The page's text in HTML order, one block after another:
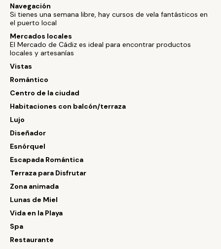
Navegación
Si tienes una semana libre, hay cursos de vela fantásticos en
el puerto local
Mercados locales
El Mercado de Cádiz es ideal para encontrar productos
locales y artesanías
Vistas
Romántico
Centro de la ciudad
Habitaciones con balcón/terraza
Lujo
Diseñador
Esnórquel
Escapada Romántica
Terraza para Disfrutar
Zona animada
Lunas de Miel
Vida en la Playa
Spa
Restaurante